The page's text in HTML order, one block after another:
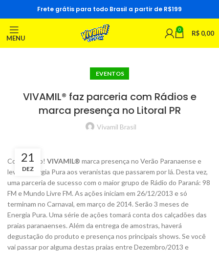
Frete grátis para todo Brasil a partir de R$199
MENU
0 R$ 0,00
EVENTOS
VIVAMIL® faz parceria com Rádios e
marca presença no Litoral PR
Vivamil Brasil
21
DEZ
Confirmado! VIVAMIL® marca presença no Verão Paranaense e
levará Energia Pura aos veranistas que passarem por lá. Desta vez,
uma parceria de sucesso com o maior grupo de Rádio do Paraná: 98
FM e Mundo Livre FM. As ações iniciam em 26/12/2013 e só
terminam no Carnaval, em março de 2014. Serão 3 meses de
Energia Pura. Uma série de ações tomará conta dos calçadões das
praias paranaenses. Além da entrega de amostras, haverá
degustação do produto e presença nos principais shows. Se você
vai passar por alguma destas praias entre Dezembro/2013 e